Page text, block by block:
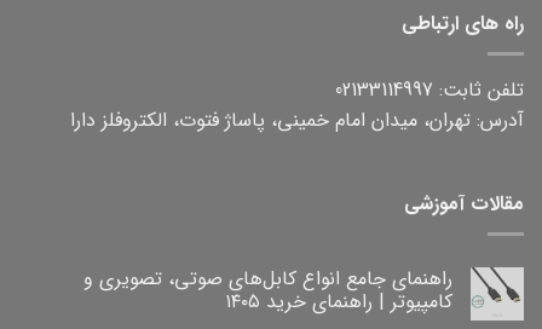
راه های ارتباطی
تلفن ثابت: 02133114997
آدرس: تهران، میدان امام خمینی، پاساژ فتوت، الکتروفلز دارا
مقالات آموزشی
راهنمای جامع انواع کابل‌های صوتی، تصویری و
کامپیوتر | راهنمای خرید ۱۴۰۵